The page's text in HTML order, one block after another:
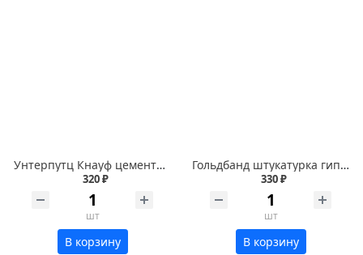
Унтерпутц Кнауф цементная штукатурка 25кг
320 ₽
шт
В корзину
Гольдбанд штукатурка гипсовая 30кг 1/40м
330 ₽
шт
В корзину